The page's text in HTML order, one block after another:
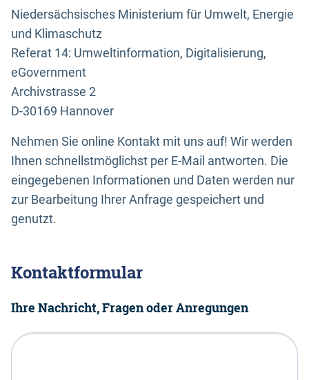
Niedersächsisches Ministerium für Umwelt, Energie
und Klimaschutz
Referat 14: Umweltinformation, Digitalisierung,
eGovernment
Archivstrasse 2
D-30169 Hannover
Nehmen Sie online Kontakt mit uns auf! Wir werden
Ihnen schnellstmöglichst per E-Mail antworten. Die
eingegebenen Informationen und Daten werden nur
zur Bearbeitung Ihrer Anfrage gespeichert und
genutzt.
Kontaktformular
Ihre Nachricht, Fragen oder Anregungen